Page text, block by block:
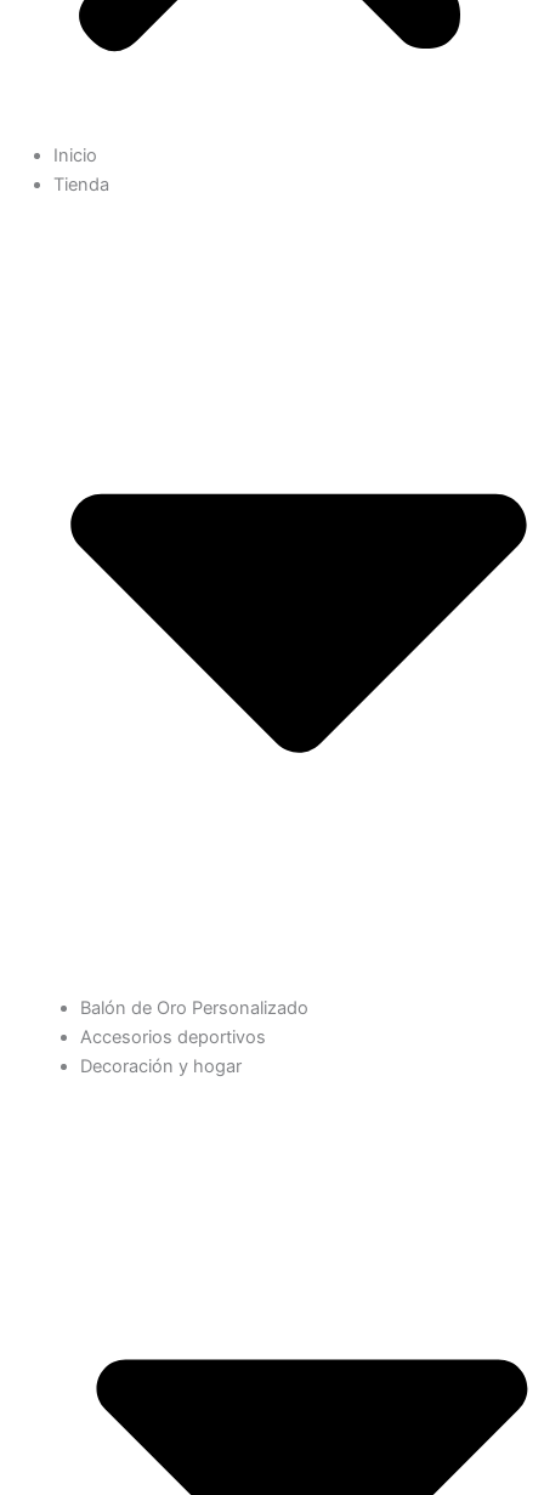
Inicio
Tienda
Balón de Oro Personalizado
Accesorios deportivos
Decoración y hogar